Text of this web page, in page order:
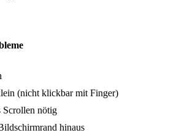
(nicht klickbar mit Finger)
Scrollen nötig
hinaus